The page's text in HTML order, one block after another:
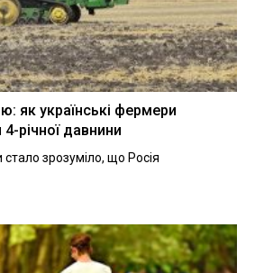
як українські фермери
річної давнини
зрозуміло, що Росія